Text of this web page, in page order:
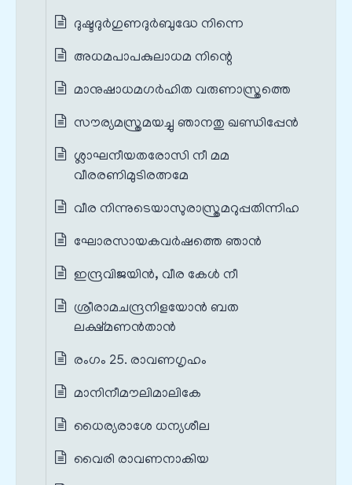
ദുഷ്ടദുർഗുണദുർബുദ്ധേ നിന്നെ
അധമപാപകുലാധമ നിന്റെ
മാനുഷാധമഗർഹിത വരുണാസ്ത്രത്തെ
സൗര്യമസ്ത്രമയച്ചു ഞാനതു ഖണ്ഡിപ്പേൻ
ശ്ലാഘനീയതരോസി നീ മമ
വീരരണിമുടിരത്നമേ
വീര നിന്നുടെയാസുരാസ്ത്രമറുപ്പതിന്നിഹ
ഘോരസായകവർഷത്തെ ഞാൻ
ഇന്ദ്രവിജയിൻ, വീര കേൾ നീ
ശ്രീരാമചന്ദ്രനിളയോൻ ബത
ലക്ഷ്മണൻതാൻ
രംഗം 25. രാവണഗൃഹം
മാനിനീമൗലിമാലികേ
ധൈര്യരാശേ ധന്യശീല
വൈരി രാവണനാകിയ